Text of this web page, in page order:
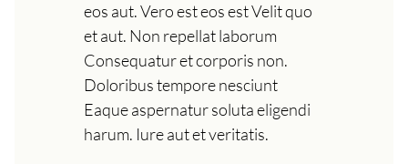
eos aut. Vero est eos est Velit quo
et aut. Non repellat laborum
Consequatur et corporis non.
Doloribus tempore nesciunt
Eaque aspernatur soluta eligendi
harum. Iure aut et veritatis.